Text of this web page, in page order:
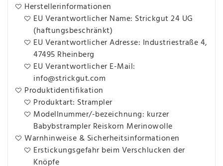
Herstellerinformationen
EU Verantwortlicher Name: Strickgut 24 UG
(haftungsbeschränkt)
EU Verantwortlicher Adresse: Industriestraße 4,
47495 Rheinberg
EU Verantwortlicher E-Mail:
info@strickgut.com
Produktidentifikation
Produktart: Strampler
Modellnummer/-bezeichnung: kurzer
Babybstrampler Reiskorn Merinowolle
Warnhinweise & Sicherheitsinformationen
Erstickungsgefahr beim Verschlucken der
Knöpfe